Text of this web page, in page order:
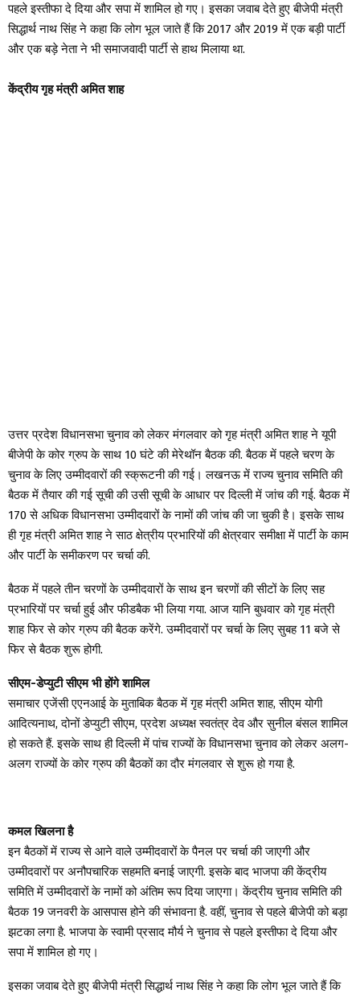
पहले इस्तीफा दे दिया और सपा में शामिल हो गए। इसका जवाब देते हुए बीजेपी मंत्री
सिद्धार्थ नाथ सिंह ने कहा कि लोग भूल जाते हैं कि 2017 और 2019 में एक बड़ी पार्टी
और एक बड़े नेता ने भी समाजवादी पार्टी से हाथ मिलाया था.
केंद्रीय गृह मंत्री अमित शाह
उत्तर प्रदेश विधानसभा चुनाव को लेकर मंगलवार को गृह मंत्री अमित शाह ने यूपी
बीजेपी के कोर ग्रुप के साथ 10 घंटे की मेरेथॉन बैठक की. बैठक में पहले चरण के
चुनाव के लिए उम्मीदवारों की स्क्रूटनी की गई। लखनऊ में राज्य चुनाव समिति की
बैठक में तैयार की गई सूची की उसी सूची के आधार पर दिल्ली में जांच की गई. बैठक में
170 से अधिक विधानसभा उम्मीदवारों के नामों की जांच की जा चुकी है। इसके साथ
ही गृह मंत्री अमित शाह ने साठ क्षेत्रीय प्रभारियों की क्षेत्रवार समीक्षा में पार्टी के काम
और पार्टी के समीकरण पर चर्चा की.
बैठक में पहले तीन चरणों के उम्मीदवारों के साथ इन चरणों की सीटों के लिए सह
प्रभारियों पर चर्चा हुई और फीडबैक भी लिया गया. आज यानि बुधवार को गृह मंत्री
शाह फिर से कोर ग्रुप की बैठक करेंगे. उम्मीदवारों पर चर्चा के लिए सुबह 11 बजे से
फिर से बैठक शुरू होगी.
सीएम-डेप्युटी सीएम भी होंगे शामिल
समाचार एजेंसी एएनआई के मुताबिक बैठक में गृह मंत्री अमित शाह, सीएम योगी
आदित्यनाथ, दोनों डेप्युटी सीएम, प्रदेश अध्यक्ष स्वतंत्र देव और सुनील बंसल शामिल
हो सकते हैं. इसके साथ ही दिल्ली में पांच राज्यों के विधानसभा चुनाव को लेकर अलग-
अलग राज्यों के कोर ग्रुप की बैठकों का दौर मंगलवार से शुरू हो गया है.
कमल खिलना है
इन बैठकों में राज्य से आने वाले उम्मीदवारों के पैनल पर चर्चा की जाएगी और
उम्मीदवारों पर अनौपचारिक सहमति बनाई जाएगी. इसके बाद भाजपा की केंद्रीय
समिति में उम्मीदवारों के नामों को अंतिम रूप दिया जाएगा। केंद्रीय चुनाव समिति की
बैठक 19 जनवरी के आसपास होने की संभावना है. वहीं, चुनाव से पहले बीजेपी को बड़ा
झटका लगा है. भाजपा के स्वामी प्रसाद मौर्य ने चुनाव से पहले इस्तीफा दे दिया और
सपा में शामिल हो गए।
इसका जवाब देते हुए बीजेपी मंत्री सिद्धार्थ नाथ सिंह ने कहा कि लोग भूल जाते हैं कि